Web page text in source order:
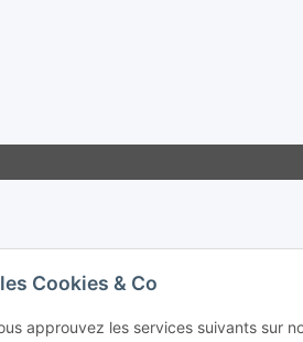
Cookies & Co
approuvez les services suivants sur